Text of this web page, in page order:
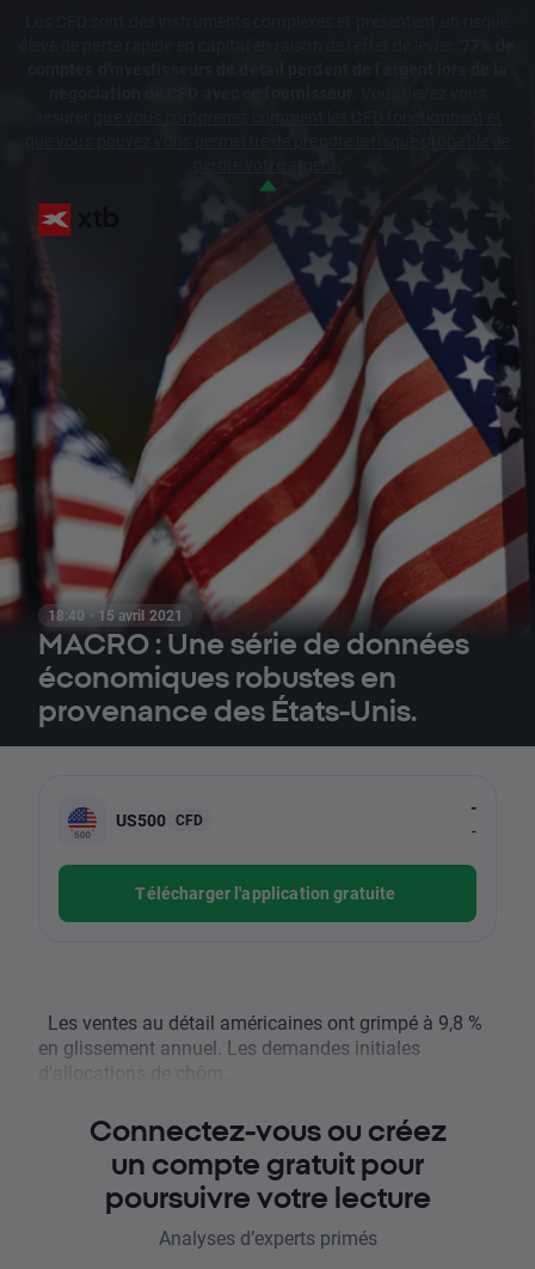
18:40 · 15 avril 2021
MACRO : Une série de données
économiques robustes en
provenance des États-Unis.
US500 CFD
-
-
Télécharger l'application gratuite
Les ventes au détail américaines ont grimpé à 9,8 %
en glissement annuel. Les demandes initiales
d'allocations de chôm...
Connectez-vous ou créez
un compte gratuit pour
poursuivre votre lecture
Analyses d’experts primés